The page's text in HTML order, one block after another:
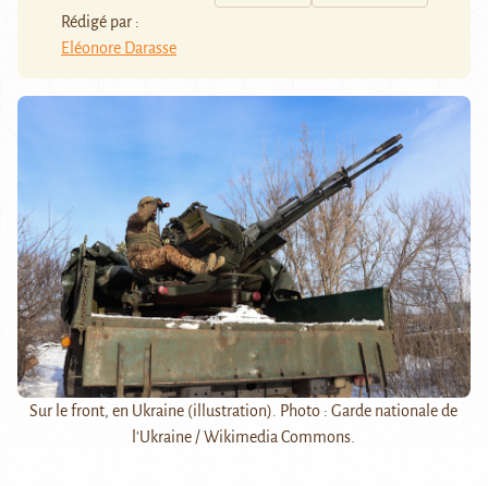
Rédigé par :
Eléonore Darasse
Sur le front, en Ukraine (illustration). Photo : Garde nationale de
l'Ukraine / Wikimedia Commons.